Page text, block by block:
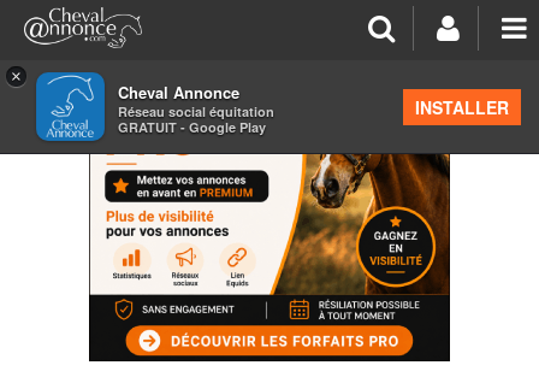
×
Cheval Annonce
Réseau social équitation
GRATUIT - Google Play
INSTALLER